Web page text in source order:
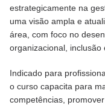
estrategicamente na
uma visão ampla e
área, com foco no
organizacional, inclusão
Indicado para
o curso capacita para
competências,